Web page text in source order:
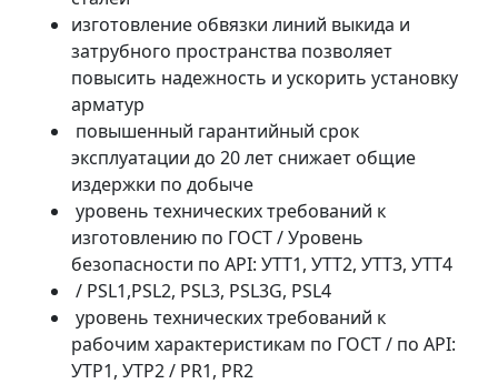
изготовление обвязки линий выкида и
затрубного пространства позволяет
повысить надежность и ускорить установку
арматур
повышенный гарантийный срок
эксплуатации до 20 лет снижает общие
издержки по добыче
уровень технических требований к
изготовлению по ГОСТ / Уровень
безопасности по API: УТТ1, УТТ2, УТТ3, УТТ4
/ PSL1,PSL2, PSL3, PSL3G, PSL4
уровень технических требований к
рабочим характеристикам по ГОСТ / по API:
УТР1, УТР2 / PR1, PR2